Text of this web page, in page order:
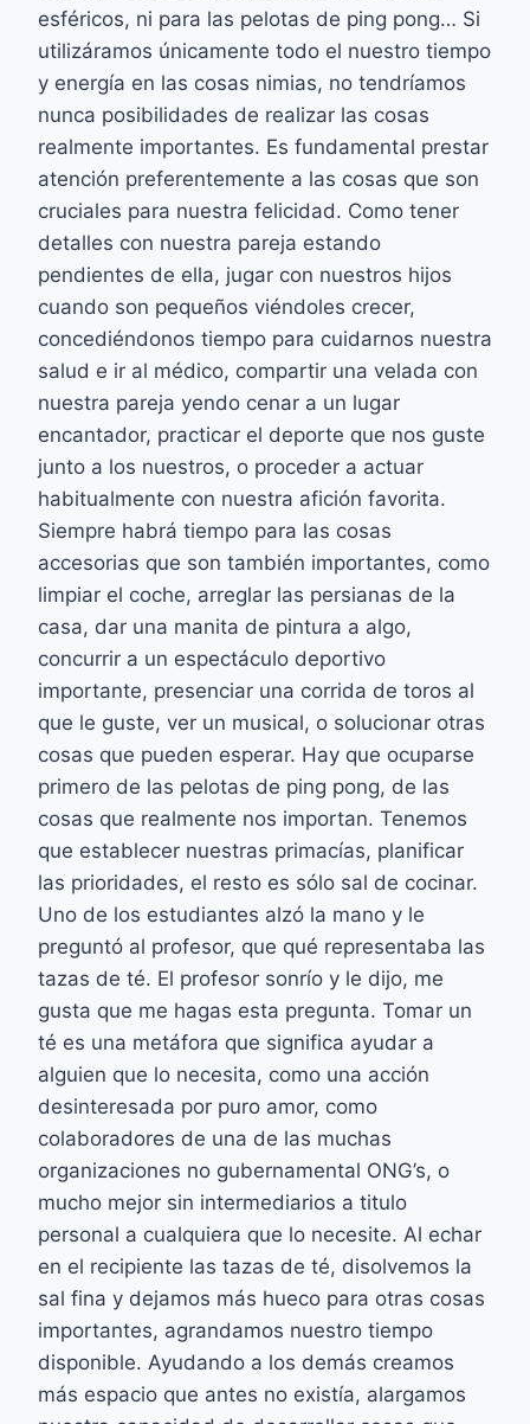
esféricos, ni para las pelotas de ping pong… Si
utilizáramos únicamente todo el nuestro tiempo
y energía en las cosas nimias, no tendríamos
nunca posibilidades de realizar las cosas
realmente importantes. Es fundamental prestar
atención preferentemente a las cosas que son
cruciales para nuestra felicidad. Como tener
detalles con nuestra pareja estando
pendientes de ella, jugar con nuestros hijos
cuando son pequeños viéndoles crecer,
concediéndonos tiempo para cuidarnos nuestra
salud e ir al médico, compartir una velada con
nuestra pareja yendo cenar a un lugar
encantador, practicar el deporte que nos guste
junto a los nuestros, o proceder a actuar
habitualmente con nuestra afición favorita.
Siempre habrá tiempo para las cosas
accesorias que son también importantes, como
limpiar el coche, arreglar las persianas de la
casa, dar una manita de pintura a algo,
concurrir a un espectáculo deportivo
importante, presenciar una corrida de toros al
que le guste, ver un musical, o solucionar otras
cosas que pueden esperar. Hay que ocuparse
primero de las pelotas de ping pong, de las
cosas que realmente nos importan. Tenemos
que establecer nuestras primacías, planificar
las prioridades, el resto es sólo sal de cocinar.
Uno de los estudiantes alzó la mano y le
preguntó al profesor, que qué representaba las
tazas de té. El profesor sonrío y le dijo, me
gusta que me hagas esta pregunta. Tomar un
té es una metáfora que significa ayudar a
alguien que lo necesita, como una acción
desinteresada por puro amor, como
colaboradores de una de las muchas
organizaciones no gubernamental ONG’s, o
mucho mejor sin intermediarios a titulo
personal a cualquiera que lo necesite. Al echar
en el recipiente las tazas de té, disolvemos la
sal fina y dejamos más hueco para otras cosas
importantes, agrandamos nuestro tiempo
disponible. Ayudando a los demás creamos
más espacio que antes no existía, alargamos